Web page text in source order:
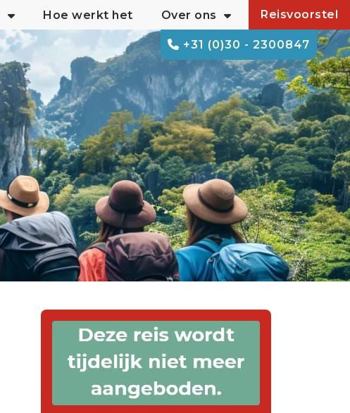
+31 (0)30 - 2300847
Hoe werkt het Over ons Reisvoorstel